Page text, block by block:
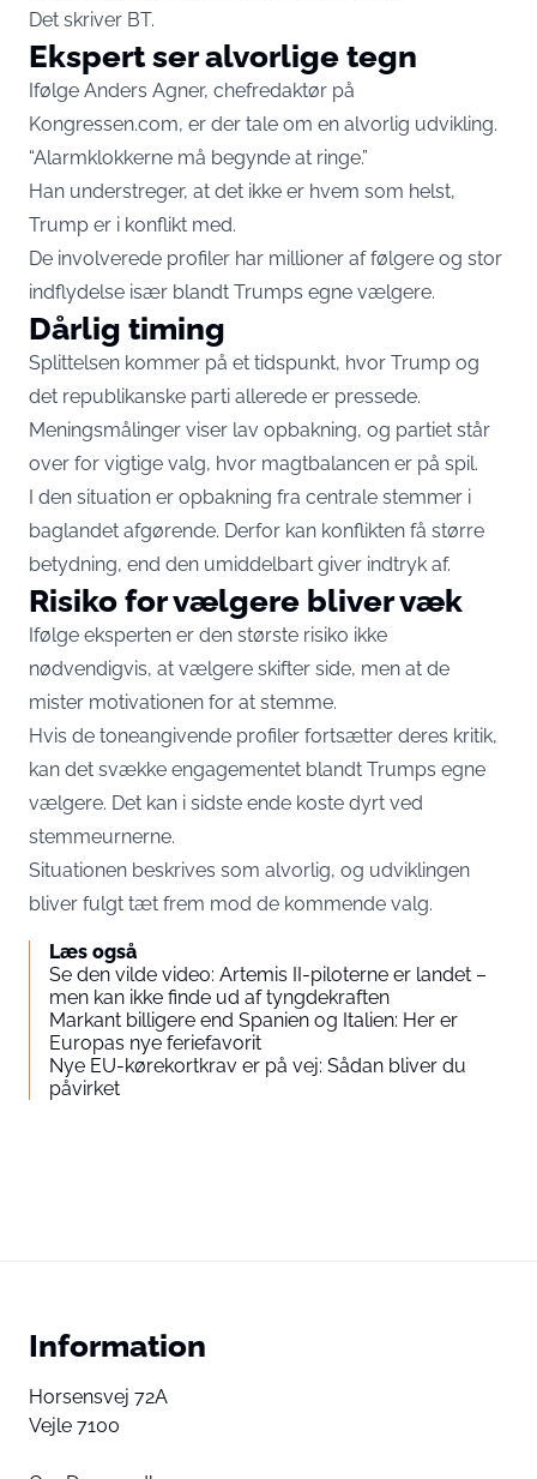
Det skriver BT.
Ekspert ser alvorlige tegn
Ifølge Anders Agner, chefredaktør på
Kongressen.com, er der tale om en alvorlig udvikling.
“Alarmklokkerne må begynde at ringe.”
Han understreger, at det ikke er hvem som helst,
Trump er i konflikt med.
De involverede profiler har millioner af følgere og stor
indflydelse især blandt Trumps egne vælgere.
Dårlig timing
Splittelsen kommer på et tidspunkt, hvor Trump og
det republikanske parti allerede er pressede.
Meningsmålinger viser lav opbakning, og partiet står
over for vigtige valg, hvor magtbalancen er på spil.
I den situation er opbakning fra centrale stemmer i
baglandet afgørende. Derfor kan konflikten få større
betydning, end den umiddelbart giver indtryk af.
Risiko for vælgere bliver væk
Ifølge eksperten er den største risiko ikke
nødvendigvis, at vælgere skifter side, men at de
mister motivationen for at stemme.
Hvis de toneangivende profiler fortsætter deres kritik,
kan det svække engagementet blandt Trumps egne
vælgere. Det kan i sidste ende koste dyrt ved
stemmeurnerne.
Situationen beskrives som alvorlig, og udviklingen
bliver fulgt tæt frem mod de kommende valg.
Læs også
Se den vilde video: Artemis II-piloterne er landet –
men kan ikke finde ud af tyngdekraften
Markant billigere end Spanien og Italien: Her er
Europas nye feriefavorit
Nye EU-kørekortkrav er på vej: Sådan bliver du
påvirket
Information
Horsensvej 72A
Vejle 7100